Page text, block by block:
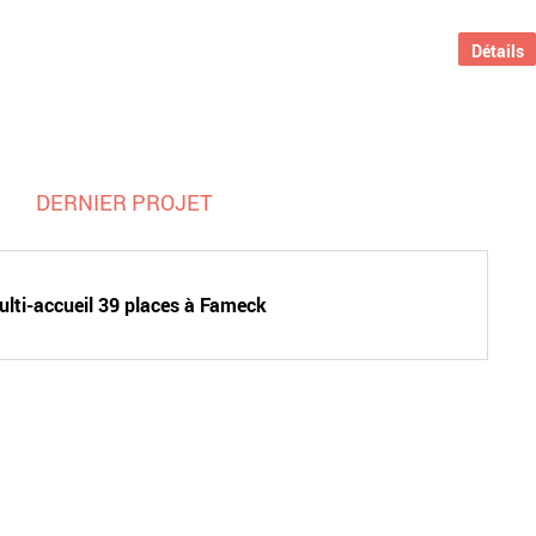
DERNIER PROJET
accueil 39 places à Fameck
Détails